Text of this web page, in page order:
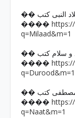
النبی کتب
����
q=Milaad&m=1
و سلام کتب
����
q=Durood&m=1
مصطفی کتب
����
q=Naat&m=1